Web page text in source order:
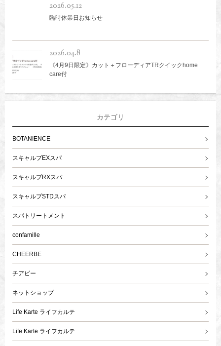
2026.05.12
臨時休業日お知らせ
2026.04.8
《4月9日限定》カット＋フローディアTRクイックhome
care付
カテゴリ
BOTANIENCE
スキャルプEXスパ
スキャルプRXスパ
スキャルプSTDスパ
スパトリートメント
confamille
CHEERBE
チアビー
ネットショップ
Life Karte ライフカルテ
Life Karte ライフカルテ